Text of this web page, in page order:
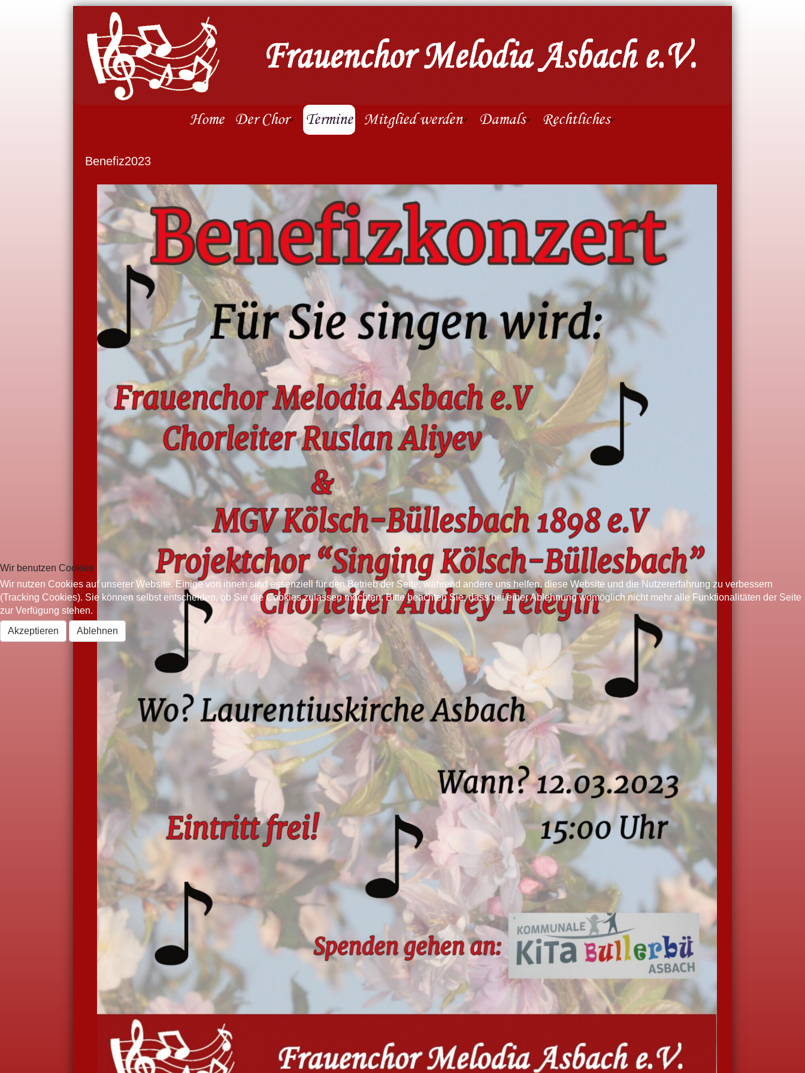
Home Der Chor Termine Mitglied werden Damals Rechtliches
Benefiz2023
Wir benutzen Cookies
Wir nutzen Cookies auf unserer Website. Einige von ihnen sind essenziell für den Betrieb der Seite, während andere uns helfen, diese Website und die Nutzererfahrung zu verbessern
(Tracking Cookies). Sie können selbst entscheiden, ob Sie die Cookies zulassen möchten. Bitte beachten Sie, dass bei einer Ablehnung womöglich nicht mehr alle Funktionalitäten der Seite
zur Verfügung stehen.
Akzeptieren
Ablehnen